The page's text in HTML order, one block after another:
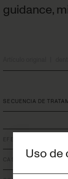
guidance,
SECUENCIA DE
EFECTOS DE LAS
CASOS CLÍNICOS
Uso de